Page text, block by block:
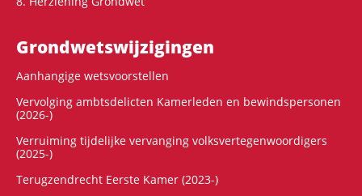
Grondwets­wijzigingen
Aanhangige wetsvoorstellen
Vervolging ambtsdelicten Kamerleden en bewindspersonen
(2026-)
Verruiming tijdelijke vervanging volksvertegenwoordigers
(2025-)
Terugzendrecht Eerste Kamer (2023-)